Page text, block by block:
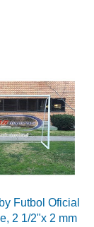
Futbol Oficial
2 1/2"x 2 mm